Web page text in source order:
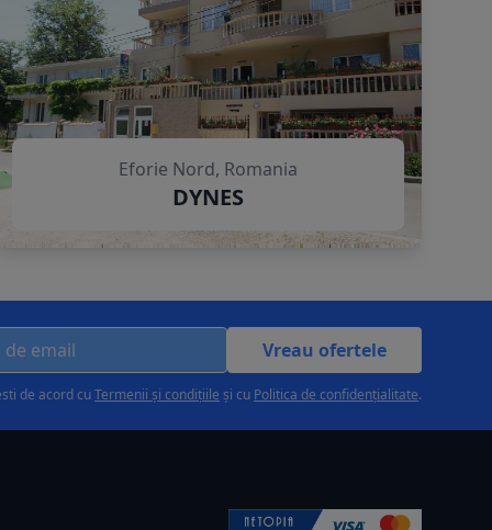
Eforie Nord, Romania
DYNES
Vreau ofertele
de acord cuTermenii și condițiile și cu Politica de confidențialitate.